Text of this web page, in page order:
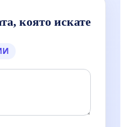
която искате